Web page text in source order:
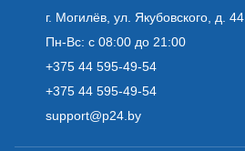
г. Могилёв, ул. Якубовского, д. 44
Пн-Вс: с 08:00 до 21:00
+375 44 595-49-54
+375 44 595-49-54
support@p24.by